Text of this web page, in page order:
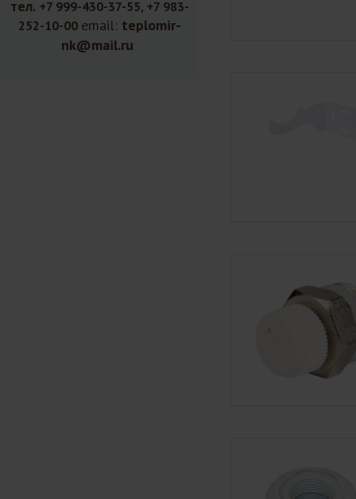
тел. +7 999-430-37-55, +7 983-
252-10-00 email: teplomir-
nk@mail.ru